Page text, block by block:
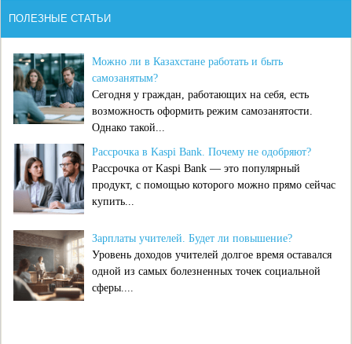
ПОЛЕЗНЫЕ СТАТЬИ
Можно ли в Казахстане работать и быть
самозанятым?
Сегодня у граждан, работающих на себя, есть
возможность оформить режим самозанятости.
Однако такой...
Рассрочка в Kaspi Bank. Почему не одобряют?
Рассрочка от Kaspi Bank — это популярный
продукт, с помощью которого можно прямо сейчас
купить...
Зарплаты учителей. Будет ли повышение?
Уровень доходов учителей долгое время оставался
одной из самых болезненных точек социальной
сферы....